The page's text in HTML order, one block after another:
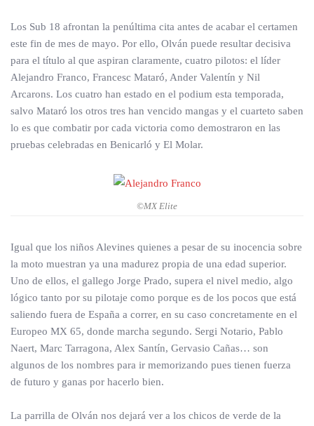
Los Sub 18 afrontan la penúltima cita antes de acabar el certamen
este fin de mes de mayo. Por ello, Olván puede resultar decisiva
para el título al que aspiran claramente, cuatro pilotos: el líder
Alejandro Franco, Francesc Mataró, Ander Valentín y Nil
Arcarons. Los cuatro han estado en el podium esta temporada,
salvo Mataró los otros tres han vencido mangas y el cuarteto saben
lo es que combatir por cada victoria como demostraron en las
pruebas celebradas en Benicarló y El Molar.
©MX Elite
Igual que los niños Alevines quienes a pesar de su inocencia sobre
la moto muestran ya una madurez propia de una edad superior.
Uno de ellos, el gallego Jorge Prado, supera el nivel medio, algo
lógico tanto por su pilotaje como porque es de los pocos que está
saliendo fuera de España a correr, en su caso concretamente en el
Europeo MX 65, donde marcha segundo. Sergi Notario, Pablo
Naert, Marc Tarragona, Alex Santín, Gervasio Cañas… son
algunos de los nombres para ir memorizando pues tienen fuerza
de futuro y ganas por hacerlo bien.
La parrilla de Olván nos dejará ver a los chicos de verde de la